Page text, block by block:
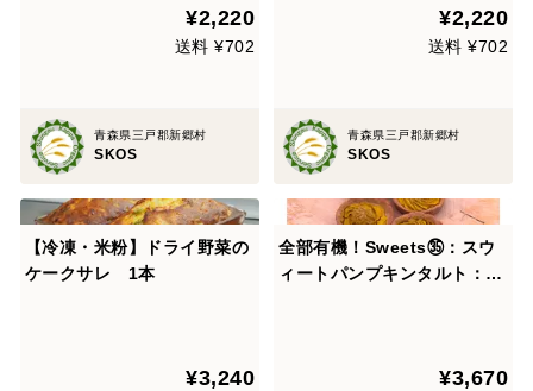
¥2,220
送料 ¥702
青森県三戸郡新郷村
SKOS
¥2,220
送料 ¥702
青森県三戸郡新郷村
SKOS
【冷凍・米粉】ドライ野菜の
ケークサレ 1本
¥3,240
全部有機！Sweets㉟：スウ
ィートパンプキンタルト：食
¥3,670